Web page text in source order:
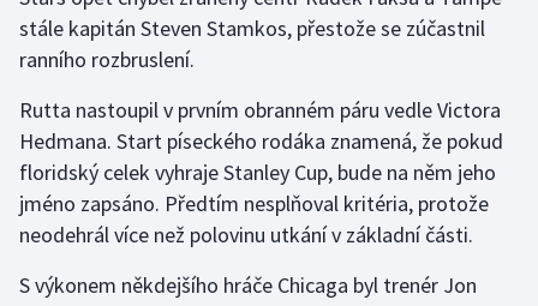
Golf
Gymnastika
Jezdectví
Judo
Krasobruslení
stále kapitán Steven Stamkos, přestože se zúčastnil
ranního rozbruslení.
Rutta nastoupil v prvním obranném páru vedle Victora
Hedmana. Start píseckého rodáka znamená, že pokud
floridský celek vyhraje Stanley Cup, bude na něm jeho
jméno zapsáno. Předtím nesplňoval kritéria, protože
neodehrál více než polovinu utkání v základní části.
S výkonem někdejšího hráče Chicaga byl trenér Jon